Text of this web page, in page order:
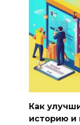
Как
историю и